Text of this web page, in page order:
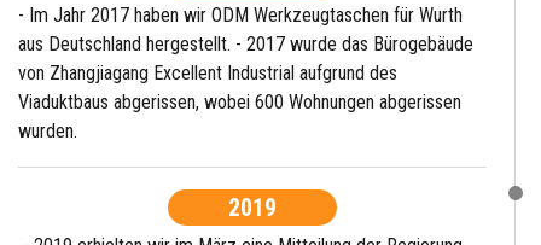
- Im Jahr 2017 haben wir ODM Werkzeugtaschen für Wurth
aus Deutschland hergestellt. - 2017 wurde das Bürogebäude
von Zhangjiagang Excellent Industrial aufgrund des
Viaduktbaus abgerissen, wobei 600 Wohnungen abgerissen
wurden.
2019